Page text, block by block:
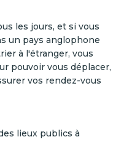
les jours, et si vous
un pays anglophone
à l'étranger, vous
pouvoir vous déplacer,
vos rendez-vous
lieux publics à